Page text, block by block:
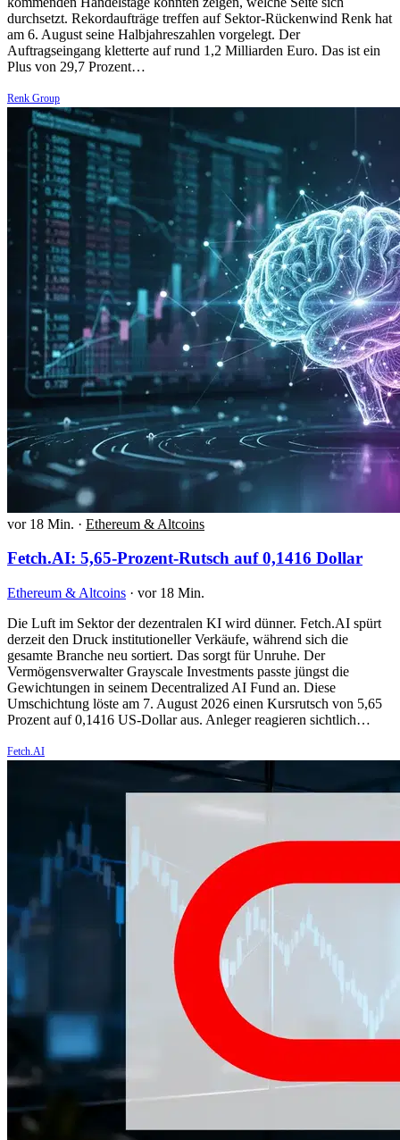
durchsetzt. Rekordaufträge treffen auf Sektor-Rückenwind Renk hat
am 6. August seine Halbjahreszahlen vorgelegt. Der
Auftragseingang kletterte auf rund 1,2 Milliarden Euro. Das ist ein
Plus von 29,7 Prozent…
Renk Group
vor 18 Min. · Ethereum & Altcoins
Fetch.AI: 5,65-Prozent-Rutsch auf 0,1416 Dollar
Ethereum & Altcoins · vor 18 Min.
Die Luft im Sektor der dezentralen KI wird dünner. Fetch.AI spürt
derzeit den Druck institutioneller Verkäufe, während sich die
gesamte Branche neu sortiert. Das sorgt für Unruhe. Der
Vermögensverwalter Grayscale Investments passte jüngst die
Gewichtungen in seinem Decentralized AI Fund an. Diese
Umschichtung löste am 7. August 2026 einen Kursrutsch von 5,65
Prozent auf 0,1416 US-Dollar aus. Anleger reagieren sichtlich…
Fetch.AI